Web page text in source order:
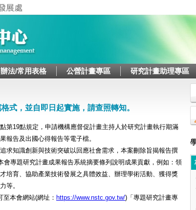
辦法/常用表格 公營計畫專區 研究計畫助理專區
式，並自即日起實施，請查照轉知。
第19點規定，申請機構應督促計畫主持人於研究計畫執行期滿
報告及出國心得報告等電子檔。
求知識創新與技術突破以回應社會需求，本案刪除旨揭報告撰
會專題研究計畫成果報告系統摘要條列說明成果貢獻，例如：領
培育、協助產業技術發展之具體效益、辦理學術活動、獲得獎
等。
本會網站(網址： https://www.nstc.gov.tw/)「專題研究計畫專